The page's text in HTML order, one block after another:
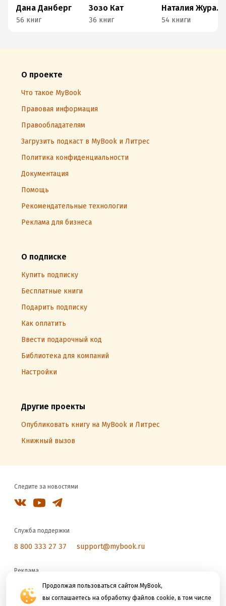
Продолжая пользоваться сайтом MyBook,
вы соглашаетесь на обработку файлов cookie, в том числе
Дана Данберг
56 книг
Зозо Кат
36 книг
Наталия Журавликова
54 книги
О проекте
Что такое MyBook
Правовая информация
Правообладателям
Загрузить подкаст в MyBook и Литрес
Политика конфиденциальности
Документация
Помощь
Рекомендательные технологии
Реклама для бизнеса
О подписке
Купить подписку
Бесплатные книги
Подарить подписку
Как оплатить
Ввести подарочный код
Библиотека для компаний
Настройки
Другие проекты
Опубликовать книгу на MyBook и Литрес
Книжный вызов
Следите за новостями
Служба поддержки
8 800 333 27 37 support@mybook.ru
Реклама
reklama@litres.ru